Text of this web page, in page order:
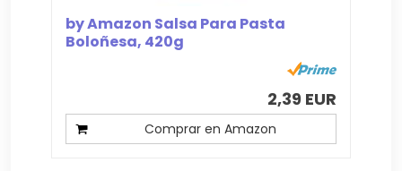
by Amazon Salsa Para Pasta
Boloñesa, 420g
2,39 EUR
Comprar en Amazon